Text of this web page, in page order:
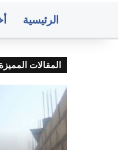
الرئيسية
المقالات المميزة
انفجارات
عنيفة
في
مأرب
وأعمدة